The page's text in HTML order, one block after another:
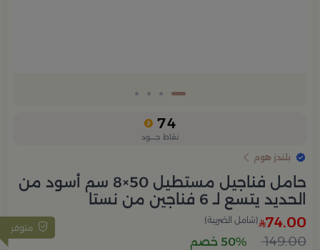
74
نقاط جــــود
بلندز هوم
حامل فناجيل مستطيل 50×8 سم أسود من
الحديد يتسع لـ 6 فناجين من نستا
متوفر 74.00 (شامل الضريبة)
149.00 50% خصم